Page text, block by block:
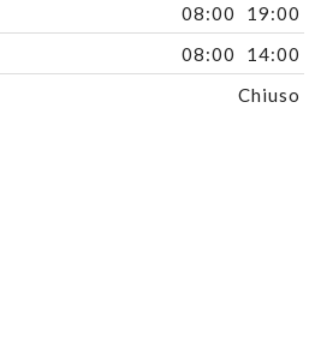
08:00 19:00
08:00 14:00
Chiuso